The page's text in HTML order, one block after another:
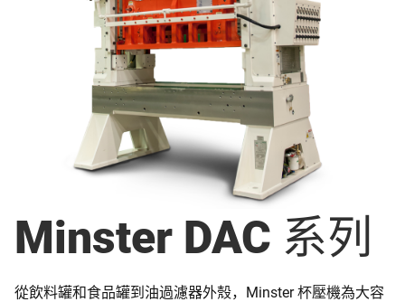
Minster DAC 系列
從飲料罐和食品罐到油過濾器外殼，Minster 杯壓機為大容